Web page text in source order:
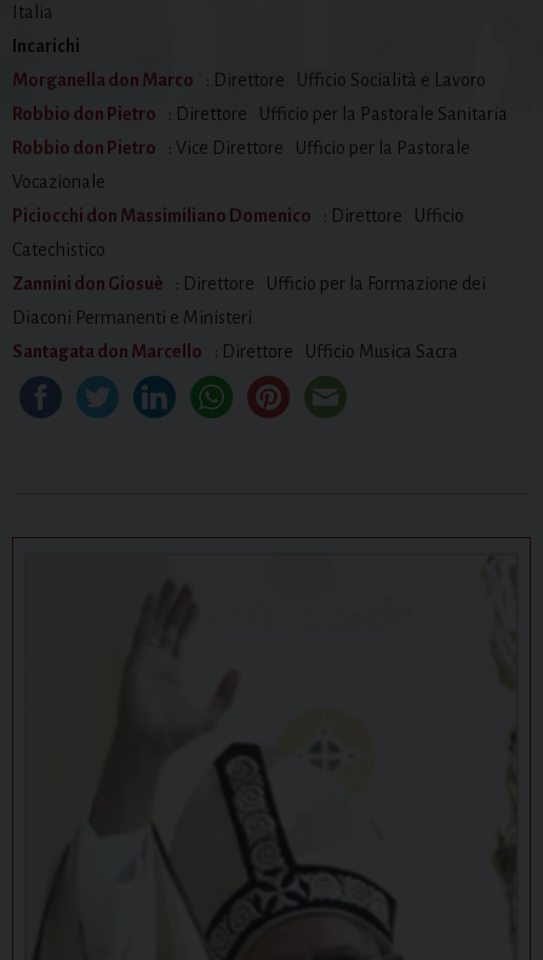
Italia
Incarichi
Morganella don Marco
: Direttore
Ufficio Socialità e Lavoro
Robbio don Pietro
: Direttore
Ufficio per la Pastorale Sanitaria
Robbio don Pietro
: Vice Direttore
Ufficio per la Pastorale
Vocazionale
Piciocchi don Massimiliano Domenico
: Direttore
Ufficio
Catechistico
Zannini don Giosuè
: Direttore
Ufficio per la Formazione dei
Diaconi Permanenti e Ministeri
Santagata don Marcello
: Direttore Ufficio Musica Sacra